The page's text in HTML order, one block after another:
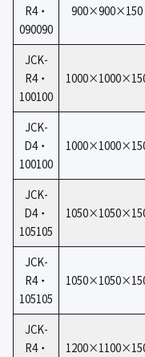
R4・
090090
900×900×150
JCK-
R4・
100100
JCK-
D4・
100100
JCK-
D4・
105105
JCK-
R4・
105105
JCK-
R4・